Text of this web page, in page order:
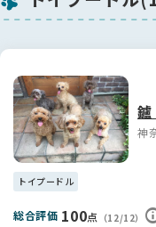
成犬時の予想サイズは
お膝も入っています。
パパとママをお見せす
さんで可愛い子たちで
お客様が来ても、子犬
性格良いです。
子犬は親に性格が似ま
と考えております。
ぜひご家族でご見学に
鑪
神
トイプードル
総合評価 100点 （12/12）